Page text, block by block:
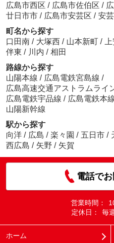
広島市西区 / 広島市佐伯区 /
廿日市市 / 広島市安芸区 / 安
町名から探す
口田南 / 大塚西 / 山本新町 /
伴東 / 川内 / 相田
路線から探す
山陽本線 / 広島電鉄宮島線 /
広島高速交通アストラムライ
広島電鉄宇品線 / 広島電鉄本
山陽新幹線
駅から探す
向洋 / 広島 / 楽々園 / 五日市 /
西広島 / 矢野 / 矢賀
電話で
営業時間：
定休日：
毎
ホーム